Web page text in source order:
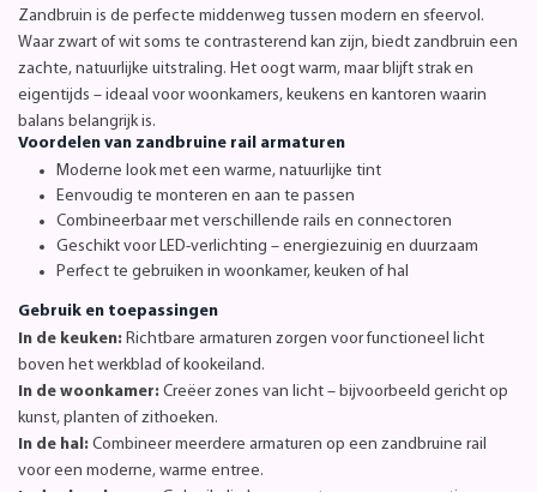
Zandbruin is de perfecte middenweg tussen modern en sfeervol.
Waar zwart of wit soms te contrasterend kan zijn, biedt zandbruin een
zachte, natuurlijke uitstraling. Het oogt warm, maar blijft strak en
eigentijds – ideaal voor woonkamers, keukens en kantoren waarin
balans belangrijk is.
Voordelen van zandbruine rail armaturen
Moderne look met een warme, natuurlijke tint
Eenvoudig te monteren en aan te passen
Combineerbaar met verschillende rails en connectoren
Geschikt voor LED-verlichting – energiezuinig en duurzaam
Perfect te gebruiken in woonkamer, keuken of hal
Gebruik en toepassingen
In de keuken: Richtbare armaturen zorgen voor functioneel licht
boven het werkblad of kookeiland.
In de woonkamer: Creëer zones van licht – bijvoorbeeld gericht op
kunst, planten of zithoeken.
In de hal: Combineer meerdere armaturen op een zandbruine rail
voor een moderne, warme entree.